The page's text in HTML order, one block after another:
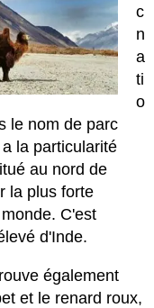
c
n
a
ti
o
le nom de parc
la particularité
au nord de
la plus forte
C'est
d'Inde.
également
et le renard roux,